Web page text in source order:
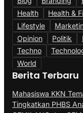
Health
Health &
Lifestyle
Opinion
Politik
Techno
World
Berita Terbaru
Mahasiswa KKN
Tingkatkan PHBS